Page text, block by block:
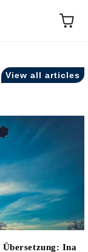
View all articles
Ina